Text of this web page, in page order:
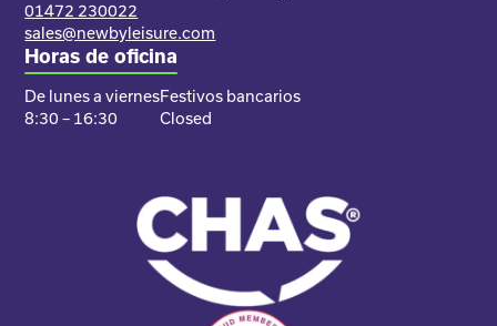
01472 230022
sales@newbyleisure.com
Horas de oficina
De lunes a viernes
8:30 – 16:30
Festivos bancarios
Closed